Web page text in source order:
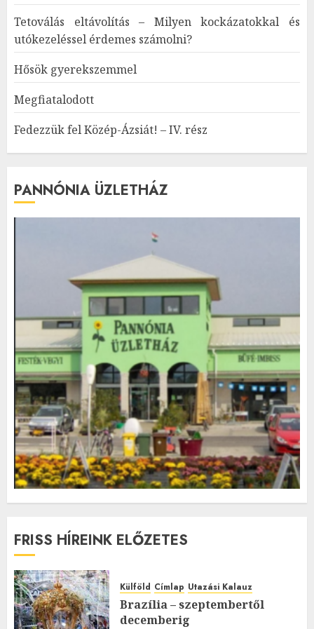
Tetoválás eltávolítás – Milyen kockázatokkal és
utókezeléssel érdemes számolni?
Hősök gyerekszemmel
Megfiatalodott
Fedezzük fel Közép-Ázsiát! – IV. rész
PANNÓNIA ÜZLETHÁZ
FRISS HÍREINK ELŐZETES
Külföld Címlap Utazási Kalauz
Brazília – szeptembertől
decemberig